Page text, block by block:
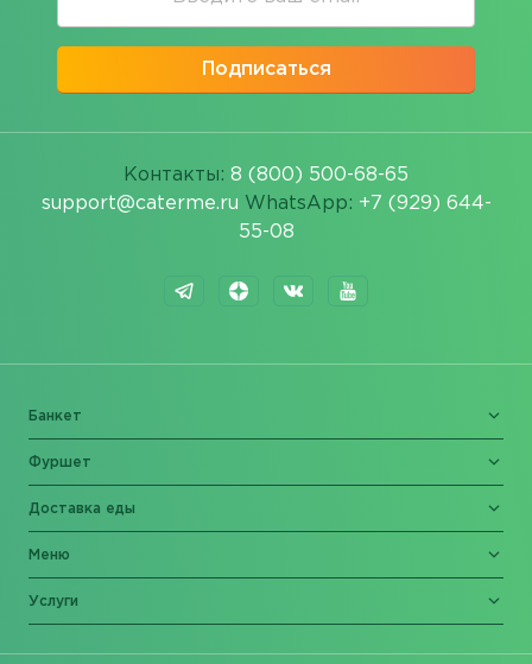
Подписаться
Контакты: 8 (800) 500-68-65
support@caterme.ru WhatsApp: +7 (929) 644-
55-08
Банкет
Фуршет
Доставка еды
Меню
Услуги